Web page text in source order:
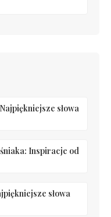
słowa
Inspiracje od
słowa